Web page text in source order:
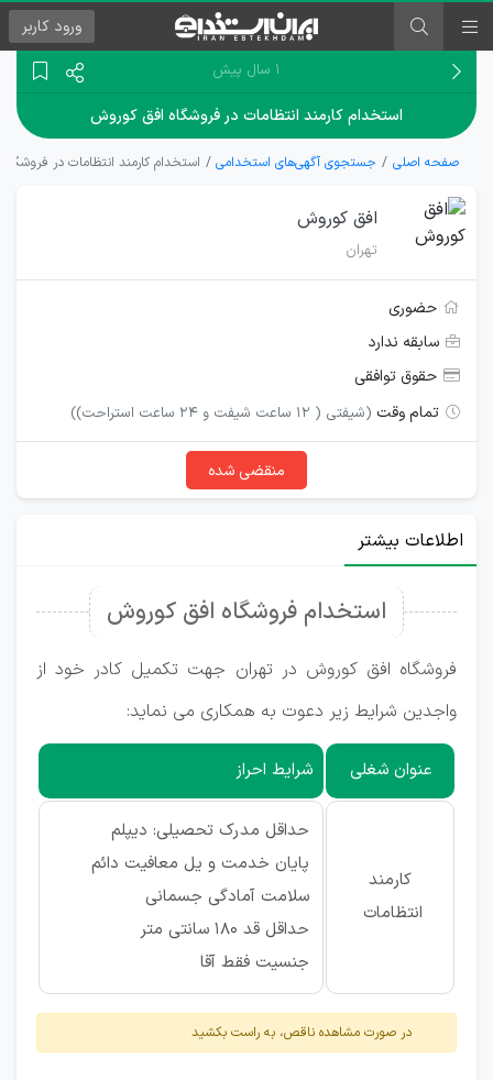
ورود کاربر
۱ سال پیش
استخدام کارمند انتظامات در فروشگاه افق کوروش
صفحه اصلی جستجوی آگهی‌های استخدامی استخدام کارمند انتظامات در
افق کوروش
تهران
حضوری
سابقه ندارد
حقوق توافقی
تمام وقت (شیفتی ( 12 ساعت شیفت و 24 ساعت استراحت))
منقضی شده
اطلاعات بیشتر
استخدام فروشگاه افق کوروش
فروشگاه افق کوروش در تهران جهت تکمیل کادر خود از
واجدین شرایط زیر دعوت به همکاری می نماید:
عنوان شغلی شرایط احراز
کارمند
انتظامات
حداقل مدرک تحصیلی: دیپلم
پایان خدمت و یل معافیت دائم
سلامت آمادگی جسمانی
حداقل قد 180 سانتی متر
جنسیت فقط آقا
در صورت مشاهده ناقص، به راست بکشید